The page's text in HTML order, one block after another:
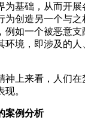
为基础，从而开展
为创造另一个与之
例如一个被恶意
环境，即涉及的
上来看，人们在
。
案例分析